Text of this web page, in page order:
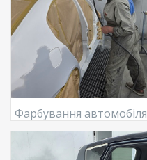
Фарбування автомобіля